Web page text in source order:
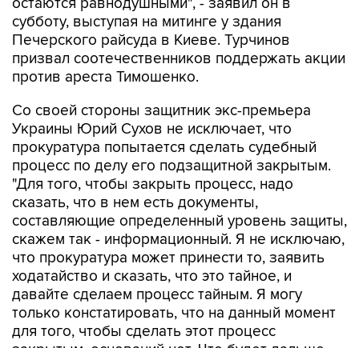
субботу, выступая на митинге у здания
Печерского райсуда в Киеве. Турчинов
призвал соотечественников поддержать акции
против ареста Тимошенко.
Со своей стороны защитник экс-премьера
Украины Юрий Сухов не исключает, что
прокуратура попытается сделать судебный
процесс по делу его подзащитной закрытым.
"Для того, чтобы закрыть процесс, надо
сказать, что в нем есть документы,
составляющие определенный уровень защиты,
скажем так - информационный. Я не исключаю,
что прокуратура может принести то, заявить
ходатайство и сказать, что это тайное, и
давайте сделаем процесс тайным. Я могу
только констатировать, что на данный момент
для того, чтобы сделать этот процесс